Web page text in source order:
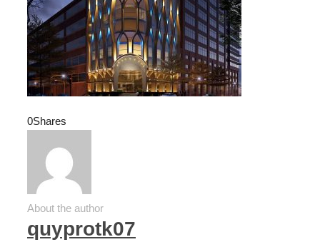
0Shares
About the author
quyprotk07